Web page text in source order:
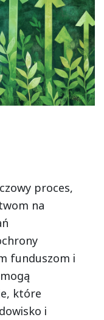
proces,
na
funduszom i
które
i